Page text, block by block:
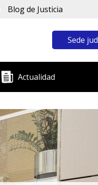
Blog de Justicia
Sede
Actualidad